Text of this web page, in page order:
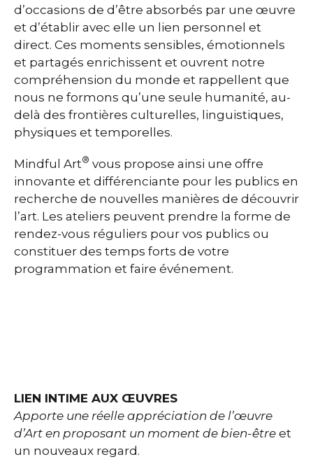
d’occasions de d’être absorbés par une œuvre
et d’établir avec elle un lien personnel et
direct. Ces moments sensibles, émotionnels
et partagés enrichissent et ouvrent notre
compréhension du monde et rappellent que
nous ne formons qu’une seule humanité, au-
delà des frontières culturelles, linguistiques,
physiques et temporelles.
Mindful Art® vous propose ainsi une offre
innovante et différenciante pour les publics en
recherche de nouvelles manières de découvrir
l’art. Les ateliers peuvent prendre la forme de
rendez-vous réguliers pour vos publics ou
constituer des temps forts de votre
programmation et faire événement.
LIEN INTIME AUX ŒUVRES
Apporte une réelle appréciation de l’œuvre
d’Art en proposant un moment de bien-être et
un nouveaux regard.